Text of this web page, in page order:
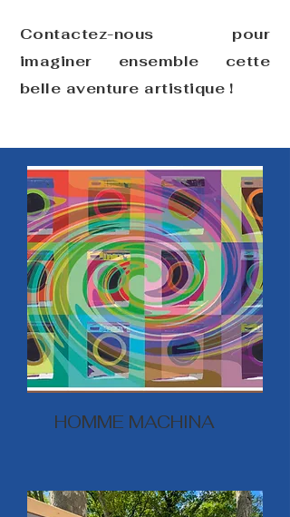
Contactez-nous pour
imaginer ensemble cette
belle aventure artistique !
HOMME MACHINA